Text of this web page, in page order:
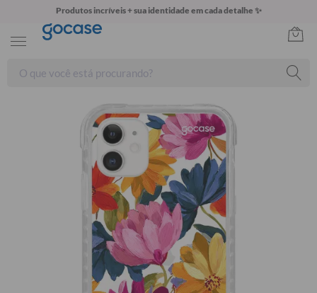
Produtos incríveis + sua identidade em cada detalhe ✨